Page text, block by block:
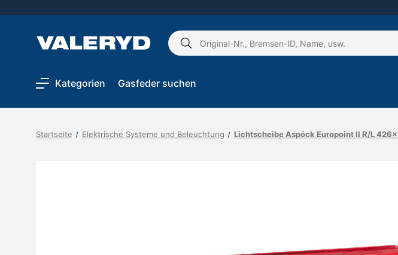
Schlagwort
Kategorien Gasfeder suchen
Startseite Elektrische Systeme und Beleuchtung Lichtscheibe Aspöck Europoint II R/L